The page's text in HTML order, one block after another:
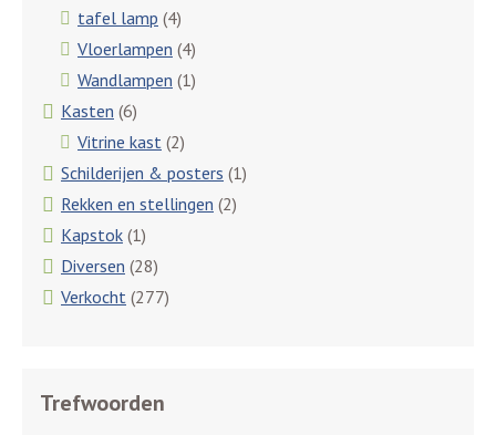
tafel lamp (4)
Vloerlampen (4)
Wandlampen (1)
Kasten (6)
Vitrine kast (2)
Schilderijen & posters (1)
Rekken en stellingen (2)
Kapstok (1)
Diversen (28)
Verkocht (277)
Trefwoorden